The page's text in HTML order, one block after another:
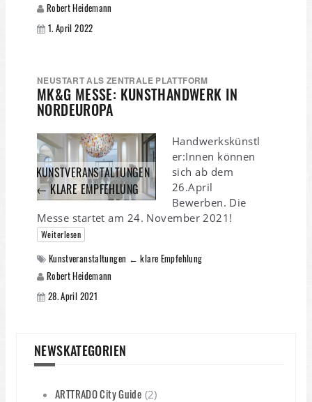
Robert Heidemann
1. April 2022
NEUSTART ALS ZENTRALE PLATTFORM
MK&G MESSE: KUNSTHANDWERK IN
NORDEUROPA
KUNSTVERANSTALTUNGEN
← KLARE EMPFEHLUNG
Handwerkskünstl
er:Innen können
sich ab dem
26.April
Bewerben. Die
Messe startet am 24. November 2021!
Weiterlesen
Kunstveranstaltungen ← klare Empfehlung
Robert Heidemann
28. April 2021
NEWSKATEGORIEN
ARTTRADO City Guide (2)